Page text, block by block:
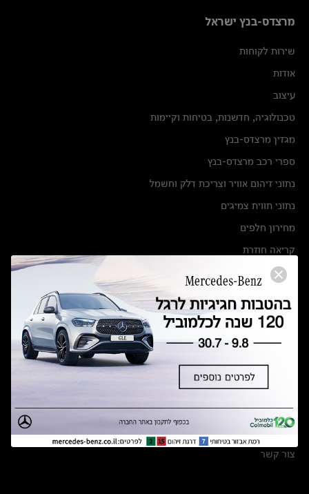
מרצדס-בנץ ישראל
שירות לקוחות
אודות
עיצוב
טכנולוגיה, חדשנות, בטיחות וקיימות
מגזין מרצדס-בנץ
ספרי רכב מרצדס-בנץ
נתוני זיהום אוויר וצריכת דלק וחשמל
נתוני תווית צמיגים
מחירון חלפים
קריאה חוזרת
הודעה על הטבות לרכבי מרצדס בהסדר פשרה בתצ 56447-02-19
תקנון ימי מכירות 120 לכלמוביל
מצאו אותנו
אולמות תצוגה
מרכזי שירות
צור קשר